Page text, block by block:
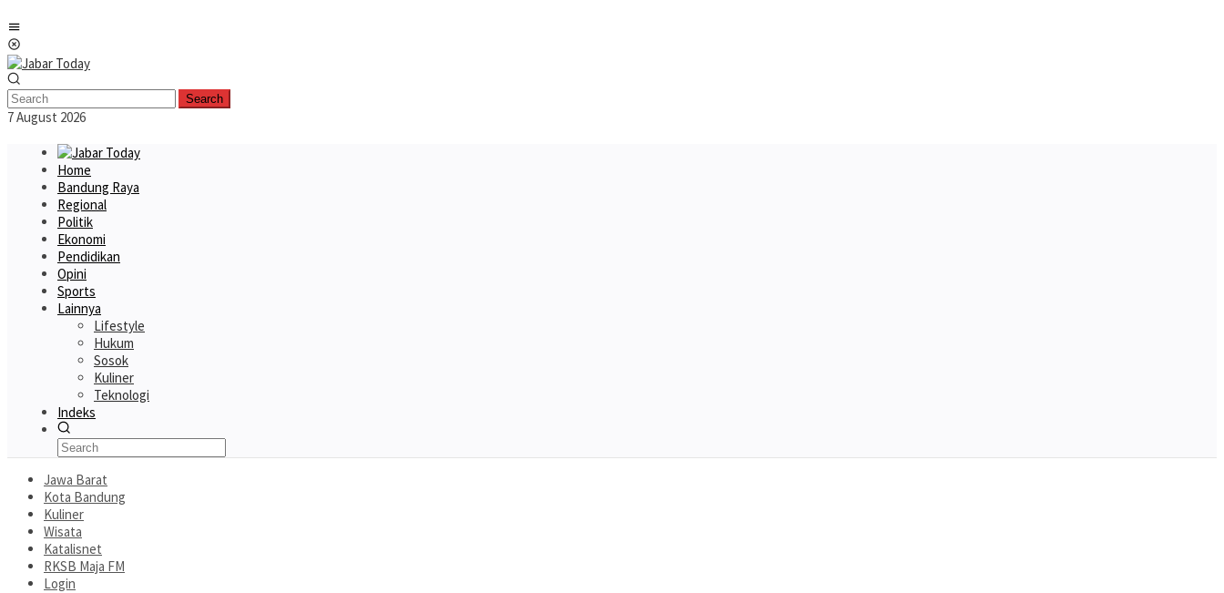
to
content
Search
7 August 2026
Home
Bandung Raya
Regional
Politik
Ekonomi
Pendidikan
Opini
Sports
Lainnya
Lifestyle
Hukum
Sosok
Kuliner
Teknologi
Indeks
Jawa Barat
Kota Bandung
Kuliner
Wisata
Katalisnet
RKSB Maja FM
Login